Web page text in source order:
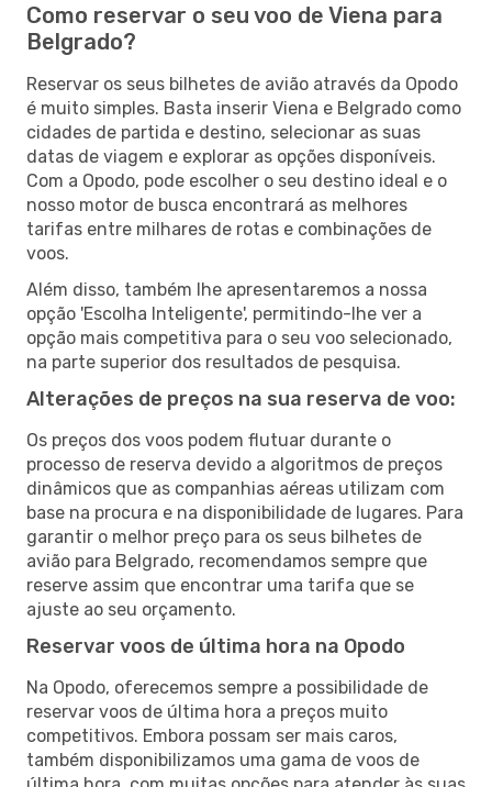
Como reservar o seu voo de Viena para
Belgrado?
Reservar os seus bilhetes de avião através da Opodo
é muito simples. Basta inserir Viena e Belgrado como
cidades de partida e destino, selecionar as suas
datas de viagem e explorar as opções disponíveis.
Com a Opodo, pode escolher o seu destino ideal e o
nosso motor de busca encontrará as melhores
tarifas entre milhares de rotas e combinações de
voos.
Além disso, também lhe apresentaremos a nossa
opção 'Escolha Inteligente', permitindo-lhe ver a
opção mais competitiva para o seu voo selecionado,
na parte superior dos resultados de pesquisa.
Alterações de preços na sua reserva de voo:
Os preços dos voos podem flutuar durante o
processo de reserva devido a algoritmos de preços
dinâmicos que as companhias aéreas utilizam com
base na procura e na disponibilidade de lugares. Para
garantir o melhor preço para os seus bilhetes de
avião para Belgrado, recomendamos sempre que
reserve assim que encontrar uma tarifa que se
ajuste ao seu orçamento.
Reservar voos de última hora na Opodo
Na Opodo, oferecemos sempre a possibilidade de
reservar voos de última hora a preços muito
competitivos. Embora possam ser mais caros,
também disponibilizamos uma gama de voos de